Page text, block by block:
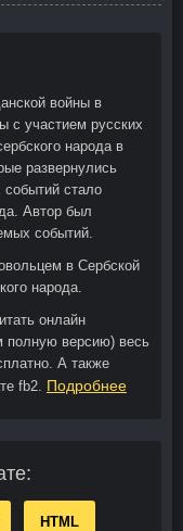
войны в
с участием русских
народа в
развернулись
событий стало
Автор был
событий.
в Сербской
народа.
онлайн
полную версию) весь
А также
fb2. Подробнее
HTML